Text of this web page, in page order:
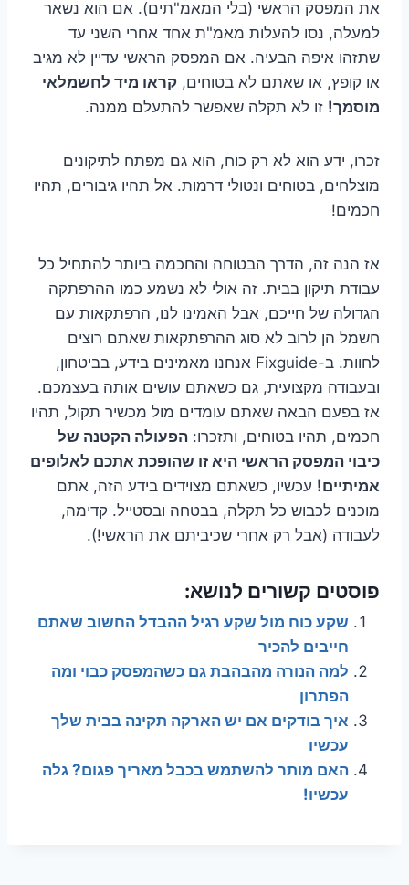
את המפסק הראשי (בלי המאמ"תים). אם הוא נשאר
למעלה, נסו להעלות מאמ"ת אחד אחרי השני עד
שתזהו איפה הבעיה. אם המפסק הראשי עדיין לא מגיב
או קופץ, או שאתם לא בטוחים, קראו מיד לחשמלאי
מוסמך! זו לא תקלה שאפשר להתעלם ממנה.
זכרו, ידע הוא לא רק כוח, הוא גם מפתח לתיקונים
מוצלחים, בטוחים ונטולי דרמות. אל תהיו גיבורים, תהיו
חכמים!
אז הנה זה, הדרך הבטוחה והחכמה ביותר להתחיל כל
עבודת תיקון בבית. זה אולי לא נשמע כמו ההרפתקה
הגדולה של חייכם, אבל האמינו לנו, הרפתקאות עם
חשמל הן לרוב לא סוג ההרפתקאות שאתם רוצים
לחוות. ב-Fixguide אנחנו מאמינים בידע, בביטחון,
ובעבודה מקצועית, גם כשאתם עושים אותה בעצמכם.
אז בפעם הבאה שאתם עומדים מול מכשיר תקול, תהיו
חכמים, תהיו בטוחים, ותזכרו: הפעולה הקטנה של
כיבוי המפסק הראשי היא זו שהופכת אתכם לאלופים
אמיתיים! עכשיו, כשאתם מצוידים בידע הזה, אתם
מוכנים לכבוש כל תקלה, בבטחה ובסטייל. קדימה,
לעבודה (אבל רק אחרי שכיביתם את הראשי!).
פוסטים קשורים לנושא:
שקע כוח מול שקע רגיל ההבדל החשוב שאתם
חייבים להכיר
למה הנורה מהבהבת גם כשהמפסק כבוי ומה
הפתרון
איך בודקים אם יש הארקה תקינה בבית שלך
עכשיו
האם מותר להשתמש בכבל מאריך פגום? גלה
עכשיו!